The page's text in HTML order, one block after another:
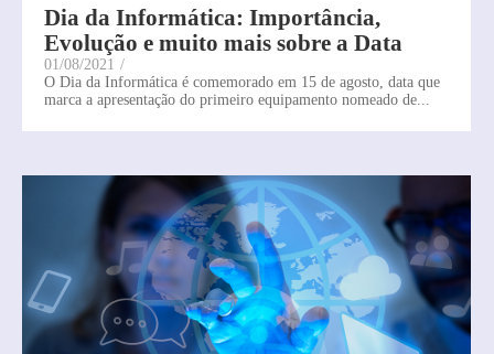
Dia da Informática: Importância,
Evolução e muito mais sobre a Data
01/08/2021 /
O Dia da Informática é comemorado em 15 de agosto, data que
marca a apresentação do primeiro equipamento nomeado de...